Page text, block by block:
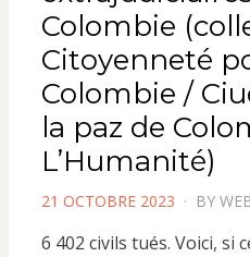
Colombie
Citoyenneté
Colombie /
la paz de
L’Humanité)
POSTED
21 OCTOBRE 2023 BY
6 402 civils tués. Voici, si